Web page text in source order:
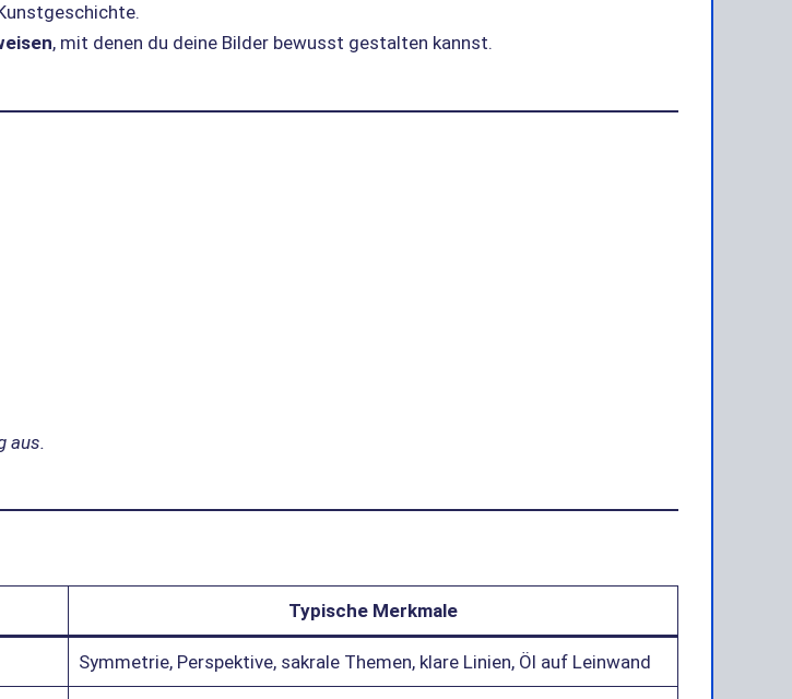
, mit denen du deine Bilder bewusst gestalten kannst.
aus.
Typische Merkmale
Symmetrie, Perspektive, sakrale Themen, klare Linien, Öl auf Leinwand